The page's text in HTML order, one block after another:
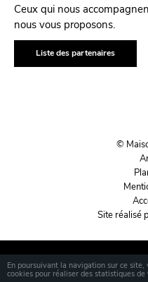
En poursuivant la navigation sur ce
cookies pour réaliser des statistiques de
Ceux qui nous
nous vous proposons.
Liste des partenaires
©
Site réalisé